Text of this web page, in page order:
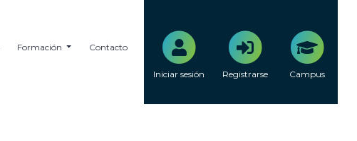
Formación Contacto
Iniciar sesión Registrarse Campus